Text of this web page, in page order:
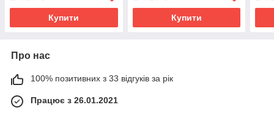
Купити Купити
Про нас
100% позитивних з 33 відгуків за рік
Працює з 26.01.2021